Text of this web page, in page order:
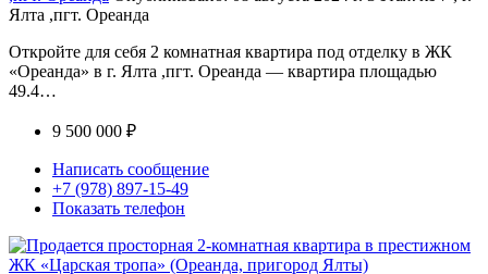
Ялта ,пгт. Ореанда
Откройте для себя 2 комнатная квартира под отделку в ЖК
«Ореанда» в г. Ялта ,пгт. Ореанда — квартира площадью
49.4…
9 500 000 ₽
Написать сообщение
+7 (978) 897-15-49
Показать телефон